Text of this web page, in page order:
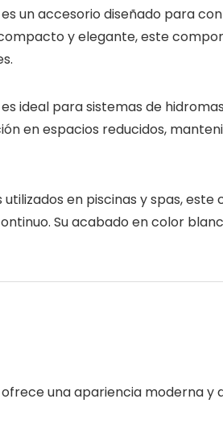
es un accesorio diseñado para
y elegante, este
es ideal para sistemas de
en espacios reducidos,
en piscinas y spas,
Su acabado en color
ofrece una apariencia moderna y